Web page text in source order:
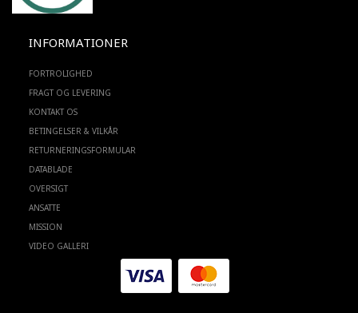
INFORMATIONER
FORTROLIGHED
FRAGT OG LEVERING
KONTAKT OS
BETINGELSER & VILKÅR
RETURNERINGSFORMULAR
DATABLADE
OVERSIGT
ANSATTE
MISSION
VIDEO GALLERI